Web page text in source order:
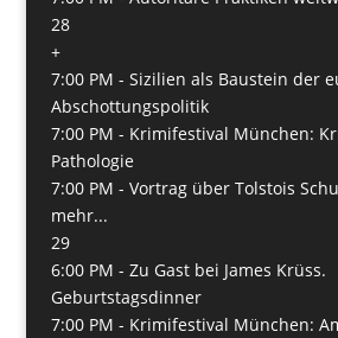
28
+
7:00 PM - Sizilien als Baustein der
Abschottungspolitik
7:00 PM - Krimifestival München:
Pathologie
7:00 PM - Vortrag über Tolstois
mehr...
29
6:00 PM - Zu Gast bei James Krüss.
Geburtstagsdinner
7:00 PM - Krimifestival München: